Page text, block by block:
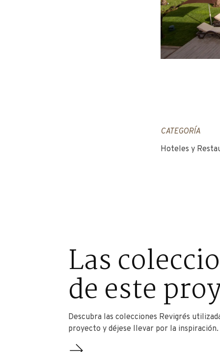
CATEGORÍA
Hoteles y
Las
de este
Descubra las colecciones Revigrés
proyecto y déjese llevar por la inspiración.